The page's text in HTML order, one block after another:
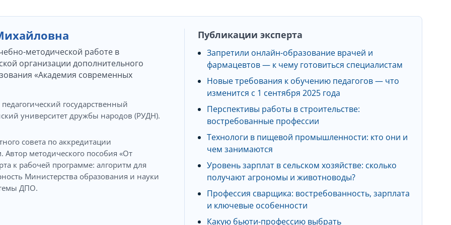
методической работе в
организации дополнительного
«Академия современных
государственный
университет дружбы народов (РУДН).
совета по аккредитации
методического пособия «От
к рабочей программе: алгоритм для
Министерства образования и науки
ДПО.
Публикации эксперта
Запретили онлайн-образование врачей и
фармацевтов — к чему готовиться специалистам
Новые требования к обучению педагогов — что
изменится с 1 сентября 2025 года
Перспективы работы в строительстве:
востребованные профессии
Технологи в пищевой промышленности: кто они и
чем занимаются
Уровень зарплат в сельском хозяйстве: сколько
получают агрономы и животноводы?
Профессия сварщика: востребованность, зарплата
и ключевые особенности
Какую бьюти-профессию выбрать